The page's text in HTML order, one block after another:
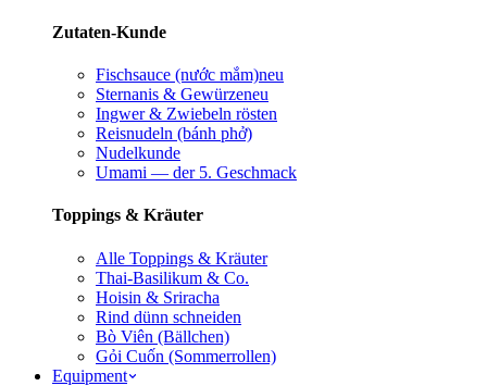
Zutaten-Kunde
Fischsauce (nước mắm)neu
Sternanis & Gewürzeneu
Ingwer & Zwiebeln rösten
Reisnudeln (bánh phở)
Nudelkunde
Umami — der 5. Geschmack
Toppings & Kräuter
Alle Toppings & Kräuter
Thai-Basilikum & Co.
Hoisin & Sriracha
Rind dünn schneiden
Bò Viên (Bällchen)
Gỏi Cuốn (Sommerrollen)
Equipment